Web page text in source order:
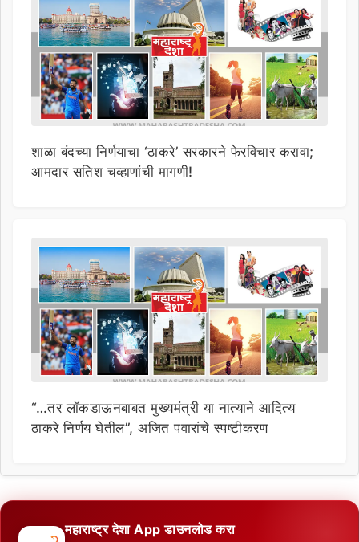
शाळा बंदच्या निर्णयाचा ‘ठाकरे’ सरकारने फेरविचार करावा;
आमदार सतिश चव्हाणांची मागणी!
“…तर लॉकडाऊनबाबत मुख्यमंत्री या नात्याने आदित्य
ठाकरे निर्णय घेतील”, अजित पवारांचे स्पष्टीकरण
महाराष्ट्र देशा App डाउनलोड करा